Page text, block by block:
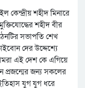
কেন্দ্রীয় শহীদ মিনারে
শহীদ বীর
সভাপতি শেখ
দের উদ্দেশ্যে
এই দেশ কে এগিয়ে
প্রজন্মের জন্য সকলের
যুগ যুগ ধরে